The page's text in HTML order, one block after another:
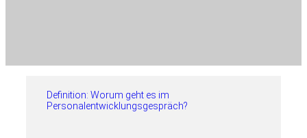
Definition: Worum geht es im
Personalentwicklungsgespräch?